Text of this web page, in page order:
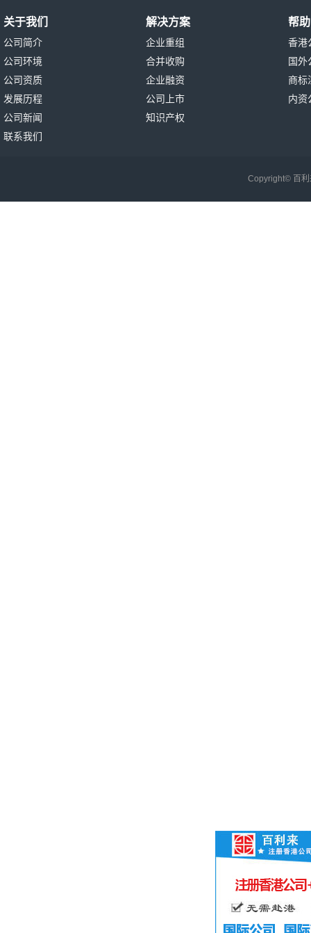
关于我们
公司简介
公司环境
公司资质
发展历程
公司新闻
联系我们
解决方案
企业重组
合并收购
企业融资
公司上市
知识产权
帮
香港
国外
商标
内资
Copyright© 百